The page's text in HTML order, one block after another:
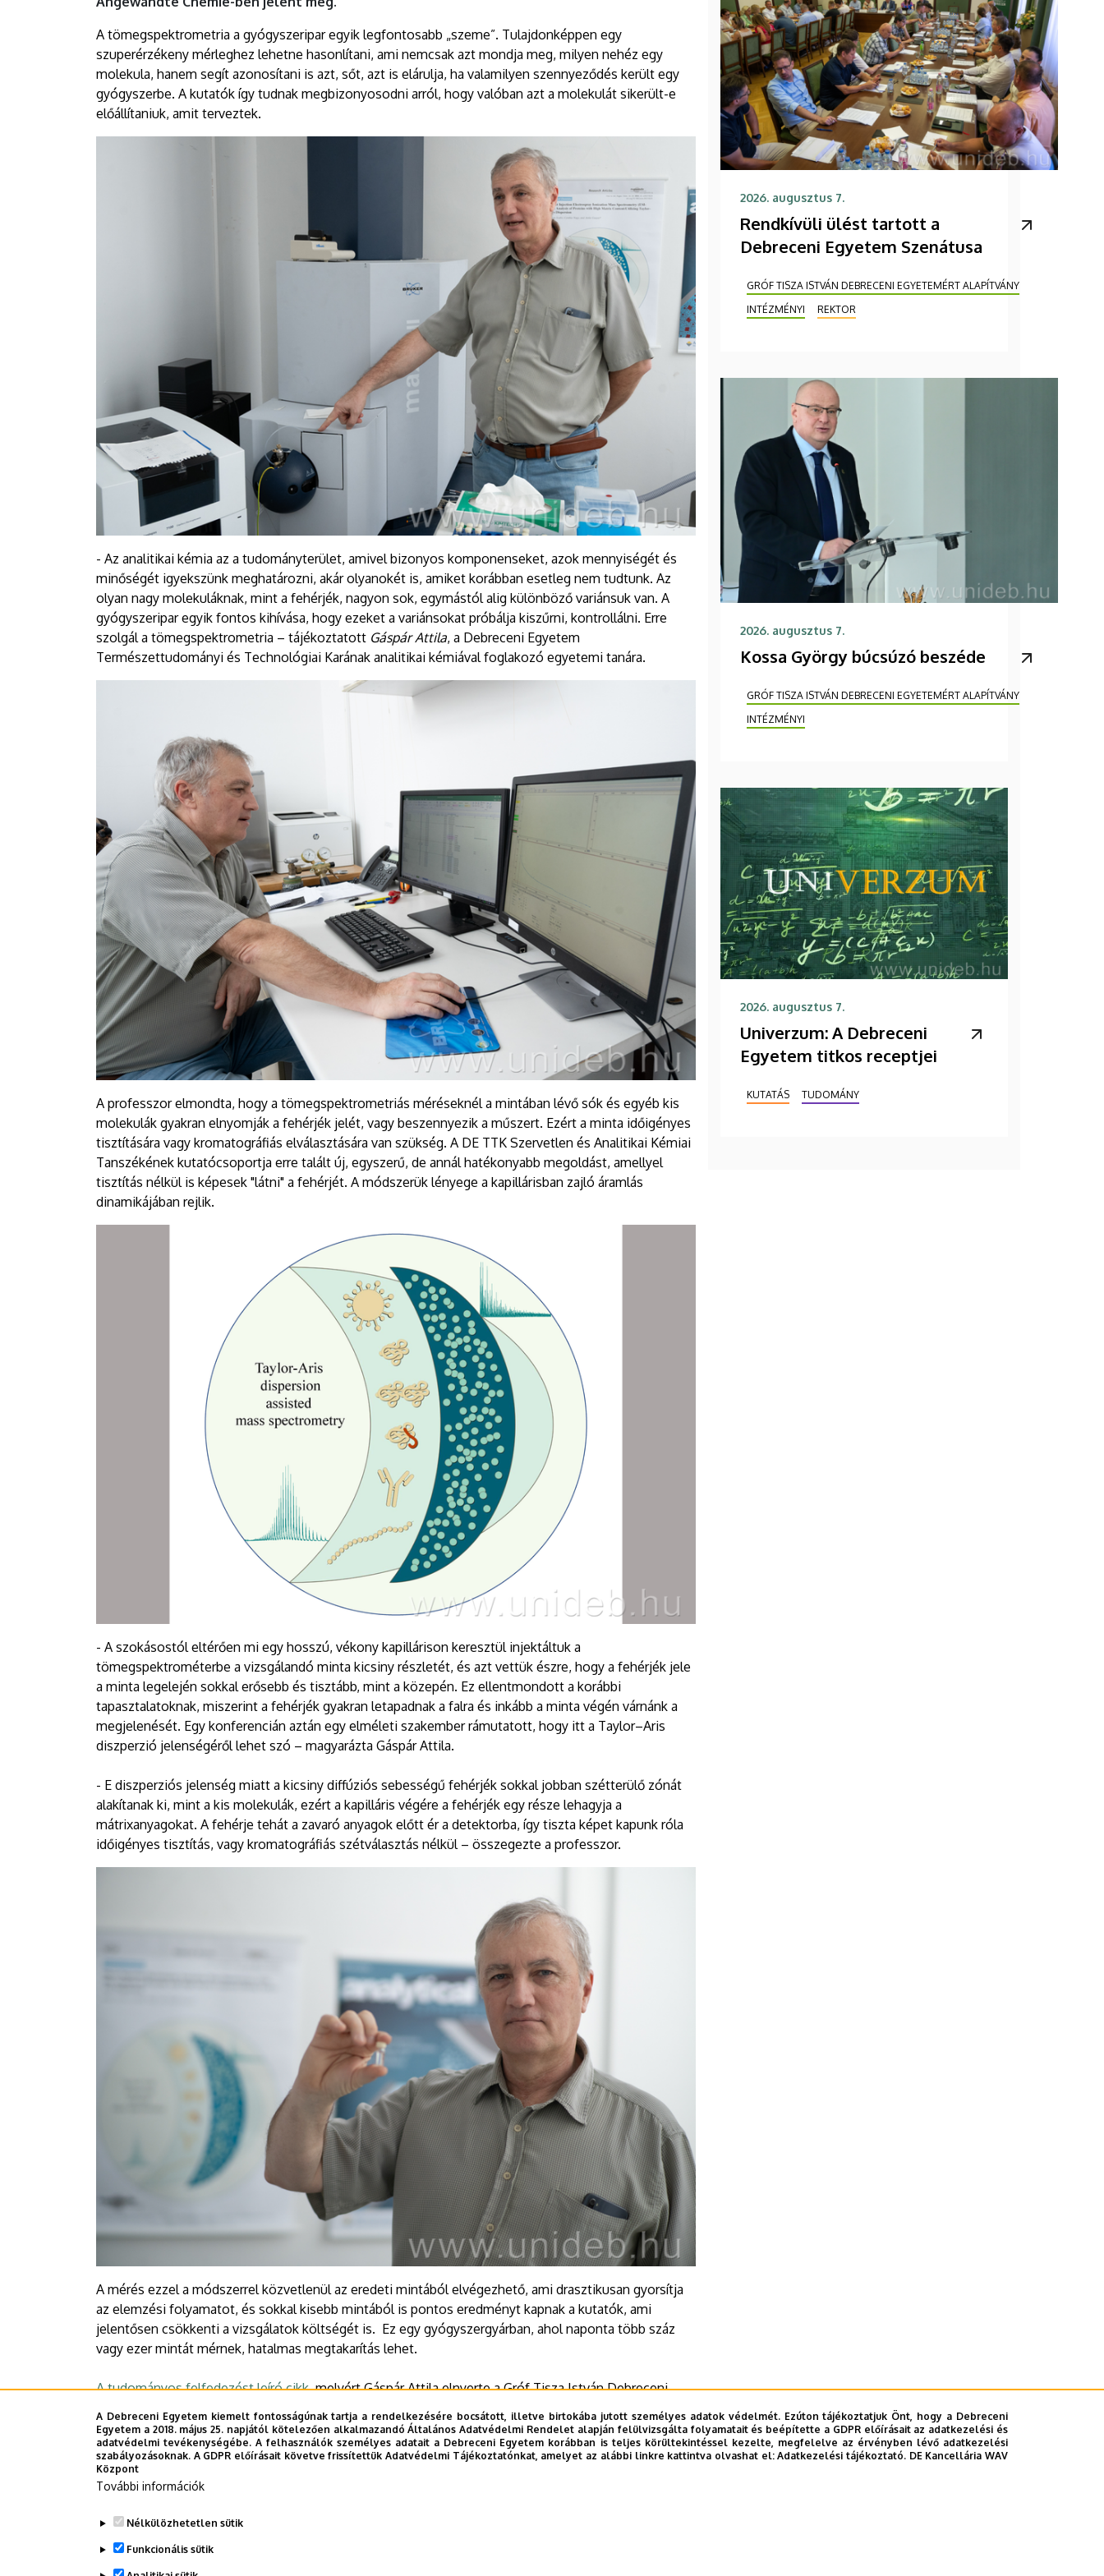
A tömegspektrometria a gyógyszeripar egyik legfontosabb „szeme”. Tulajdonképpen egy
szuperérzékeny mérleghez lehetne hasonlítani, ami nemcsak azt mondja meg, milyen nehéz egy
molekula, hanem segít azonosítani is azt, sőt, azt is elárulja, ha valamilyen szennyeződés került egy
gyógyszerbe. A kutatók így tudnak megbizonyosodni arról, hogy valóban azt a molekulát sikerült-e
előállítaniuk, amit terveztek.
- Az analitikai kémia az a tudományterület, amivel bizonyos komponenseket, azok mennyiségét és
minőségét igyekszünk meghatározni, akár olyanokét is, amiket korábban esetleg nem tudtunk. Az
olyan nagy molekuláknak, mint a fehérjék, nagyon sok, egymástól alig különböző variánsuk van. A
gyógyszeripar egyik fontos kihívása, hogy ezeket a variánsokat próbálja kiszűrni, kontrollálni. Erre
szolgál a tömegspektrometria – tájékoztatott Gáspár Attila, a Debreceni Egyetem
Természettudományi és Technológiai Karának analitikai kémiával foglakozó egyetemi tanára.
A professzor elmondta, hogy a tömegspektrometriás méréseknél a mintában lévő sók és egyéb kis
molekulák gyakran elnyomják a fehérjék jelét, vagy beszennyezik a műszert. Ezért a minta időigényes
tisztítására vagy kromatográfiás elválasztására van szükség. A DE TTK Szervetlen és Analitikai Kémiai
Tanszékének kutatócsoportja erre talált új, egyszerű, de annál hatékonyabb megoldást, amellyel
tisztítás nélkül is képesek "látni" a fehérjét. A módszerük lényege a kapillárisban zajló áramlás
dinamikájában rejlik.
- A szokásostól eltérően mi egy hosszú, vékony kapillárison keresztül injektáltuk a
tömegspektrométerbe a vizsgálandó minta kicsiny részletét, és azt vettük észre, hogy a fehérjék jele
a minta legelején sokkal erősebb és tisztább, mint a közepén. Ez ellentmondott a korábbi
tapasztalatoknak, miszerint a fehérjék gyakran letapadnak a falra és inkább a minta végén várnánk a
megjelenését. Egy konferencián aztán egy elméleti szakember rámutatott, hogy itt a Taylor–Aris
diszperzió jelenségéről lehet szó – magyarázta Gáspár Attila.
- E diszperziós jelenség miatt a kicsiny diffúziós sebességű fehérjék sokkal jobban szétterülő zónát
alakítanak ki, mint a kis molekulák, ezért a kapilláris végére a fehérjék egy része lehagyja a
mátrixanyagokat. A fehérje tehát a zavaró anyagok előtt ér a detektorba, így tiszta képet kapunk róla
időigényes tisztítás, vagy kromatográfiás szétválasztás nélkül – összegezte a professzor.
A mérés ezzel a módszerrel közvetlenül az eredeti mintából elvégezhető, ami drasztikusan gyorsítja
az elemzési folyamatot, és sokkal kisebb mintából is pontos eredményt kapnak a kutatók, ami
jelentősen csökkenti a vizsgálatok költségét is. Ez egy gyógyszergyárban, ahol naponta több száz
vagy ezer mintát mérnek, hatalmas megtakarítás lehet.
A tudományos felfedezést leíró cikk, melyért Gáspár Attila elnyerte a Gróf Tisza István Debreceni
Egyetemért Alapítvány Publikációs Díját, az egyik legrangosabb nemzetközi kémiai szaklapban, az
Angewandte Chemie-ben jelent meg.
Sajtóközpont-TB
2026. augusztus 7.
Rendkívüli ülést tartott a
Debreceni Egyetem Szenátusa
GRÓF TISZA ISTVÁN DEBRECENI EGYETEMÉRT ALAPÍTVÁNY
INTÉZMÉNYI
REKTOR
2026. augusztus 7.
Kossa György búcsúzó beszéde
GRÓF TISZA ISTVÁN DEBRECENI EGYETEMÉRT ALAPÍTVÁNY
INTÉZMÉNYI
2026. augusztus 7.
Univerzum: A Debreceni
Egyetem titkos receptjei
KUTATÁS TUDOMÁNY
A Debreceni Egyetem kiemelt fontosságúnak tartja a rendelkezésére bocsátott, illetve birtokába jutott személyes adatok védelmét. Ezúton tájékoztatjuk Önt, hogy a Debreceni
Egyetem a 2018. május 25. napjától kötelezően alkalmazandó Általános Adatvédelmi Rendelet alapján felülvizsgálta folyamatait és beépítette a GDPR előírásait az adatkezelési és
adatvédelmi tevékenységébe. A felhasználók személyes adatait a Debreceni Egyetem korábban is teljes körültekintéssel kezelte, megfelelve az érvényben lévő adatkezelési
szabályozásoknak. A GDPR előírásait követve frissítettük Adatvédelmi Tájékoztatónkat, amelyet az alábbi linkre kattintva olvashat el:Adatkezelési tájékoztató. DE Kancellária WAV
Központ
További információk
Nélkülözhetetlen sütik
Funkcionális sütik